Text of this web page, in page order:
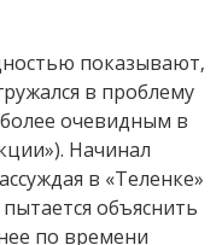
показывают,
в проблему
очевидным в
Начинал
в «Теленке»
объяснить
по времени